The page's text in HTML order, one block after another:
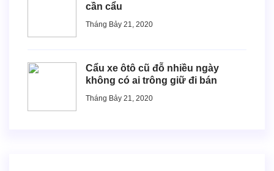
cần cẩu
Tháng Bảy 21, 2020
Cẩu xe ôtô cũ đỗ nhiều ngày
không có ai trông giữ đi bán
Tháng Bảy 21, 2020